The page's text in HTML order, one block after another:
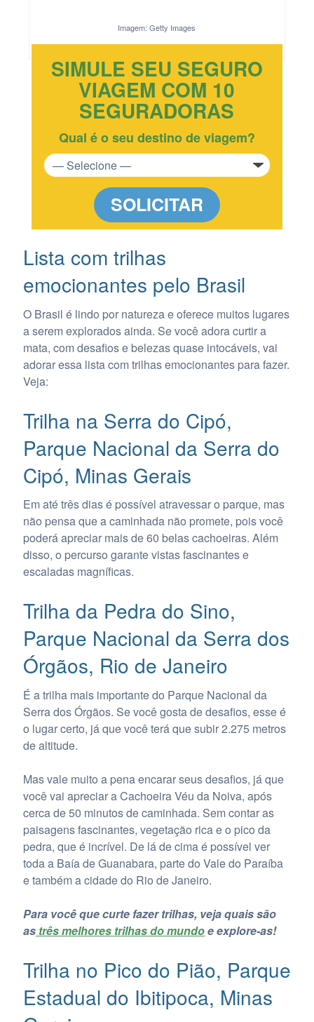
Imagem: Getty Images
SIMULE SEU SEGURO
VIAGEM COM 10
SEGURADORAS
Qual é o seu destino de viagem?
SOLICITAR
Lista com trilhas
emocionantes pelo Brasil
O Brasil é lindo por natureza e oferece muitos lugares
a serem explorados ainda. Se você adora curtir a
mata, com desafios e belezas quase intocáveis, vai
adorar essa lista com trilhas emocionantes para fazer.
Veja:
Trilha na Serra do Cipó,
Parque Nacional da Serra do
Cipó, Minas Gerais
Em até três dias é possível atravessar o parque, mas
não pensa que a caminhada não promete, pois você
poderá apreciar mais de 60 belas cachoeiras. Além
disso, o percurso garante vistas fascinantes e
escaladas magníficas.
Trilha da Pedra do Sino,
Parque Nacional da Serra dos
Órgãos, Rio de Janeiro
É a trilha mais importante do Parque Nacional da
Serra dos Órgãos. Se você gosta de desafios, esse é
o lugar certo, já que você terá que subir 2.275 metros
de altitude.
Mas vale muito a pena encarar seus desafios, já que
você vai apreciar a Cachoeira Véu da Noiva, após
cerca de 50 minutos de caminhada. Sem contar as
paisagens fascinantes, vegetação rica e o pico da
pedra, que é incrível. De lá de cima é possível ver
toda a Baía de Guanabara, parte do Vale do Paraíba
e também a cidade do Rio de Janeiro.
Para você que curte fazer trilhas, veja quais são
astrês melhores trilhas do mundoe explore-as!
Trilha no Pico do Pião, Parque
Estadual do Ibitipoca, Minas